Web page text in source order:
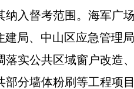
入督考范围。海军广
局、中山区应急管理
实公共区域窗户改造
部分墙体粉刷等工程项